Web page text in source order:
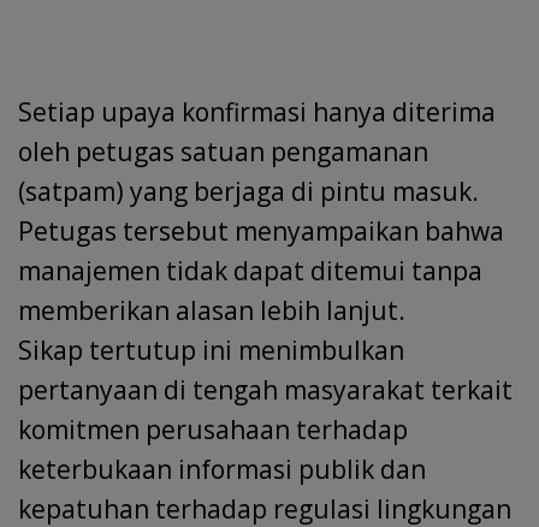
Setiap upaya konfirmasi hanya diterima
oleh petugas satuan pengamanan
(satpam) yang berjaga di pintu masuk.
Petugas tersebut menyampaikan bahwa
manajemen tidak dapat ditemui tanpa
memberikan alasan lebih lanjut.
Sikap tertutup ini menimbulkan
pertanyaan di tengah masyarakat terkait
komitmen perusahaan terhadap
keterbukaan informasi publik dan
kepatuhan terhadap regulasi lingkungan